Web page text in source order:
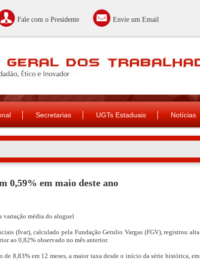
Fale com o Presidente Envie um Email
Secretarias UGTs Estaduais Notícias
0,59% em maio deste ano
variação média do aluguel
(Ivar), calculado pela Fundação Getulio Vargas (FGV), registrou alta
ao 0,82% observado no mês anterior.
de 8,83% em 12 meses, a maior taxa desde o início da série histórica, em